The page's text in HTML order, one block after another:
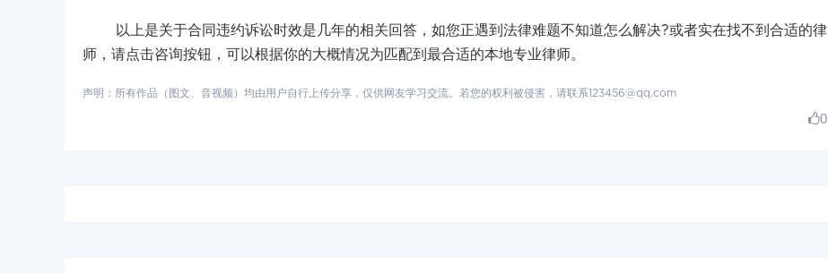
以上是关于合同违约诉讼时效是几年的相关回答，如您正遇到法律难题不知道怎么解决?或者实在找不到合适的律
师，请点击咨询按钮，可以根据你的大概情况为匹配到最合适的本地专业律师。
声明：所有作品（图文、音视频）均由用户自行上传分享，仅供网友学习交流。若您的权利被侵害，请联系123456@qq.com
0